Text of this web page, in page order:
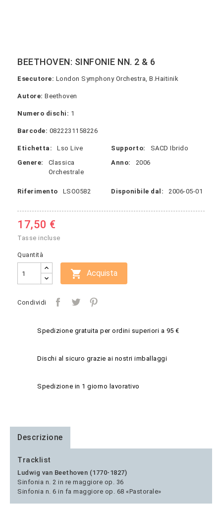
BEETHOVEN: SINFONIE NN. 2 & 6
Esecutore: London Symphony Orchestra, B.Haitinik
Autore: Beethoven
Numero dischi: 1
Barcode: 0822231158226
Etichetta: Lso Live Supporto:
SACD Ibrido
Genere:
Classica
Orchestrale
Anno: 2006
Riferimento LSO0582 Disponibile dal: 2006-05-01
17,50 €
Tasse incluse
Quantità
 Acquista
Condividi
Spedizione gratuita per ordini superiori a 95 €
Dischi al sicuro grazie ai nostri imballaggi
Spedizione in 1 giorno lavorativo
Descrizione
Tracklist
Ludwig van Beethoven (1770-1827)
Sinfonia n. 2 in re maggiore op. 36
Sinfonia n. 6 in fa maggiore op. 68 «Pastorale»